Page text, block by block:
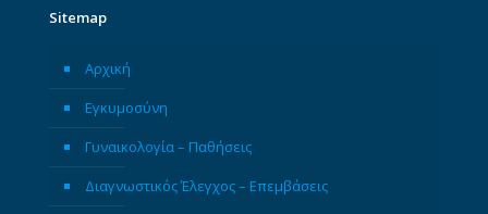
Sitemap
Αρχική
Εγκυμοσύνη
Γυναικολογία – Παθήσεις
Διαγνωστικός Έλεγχος – Επεμβάσεις